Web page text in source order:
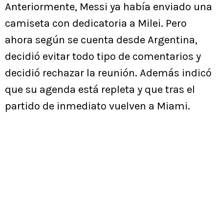
Anteriormente, Messi ya había enviado una
camiseta con dedicatoria a Milei. Pero
ahora según se cuenta desde Argentina,
decidió evitar todo tipo de comentarios y
decidió rechazar la reunión. Además indicó
que su agenda está repleta y que tras el
partido de inmediato vuelven a Miami.